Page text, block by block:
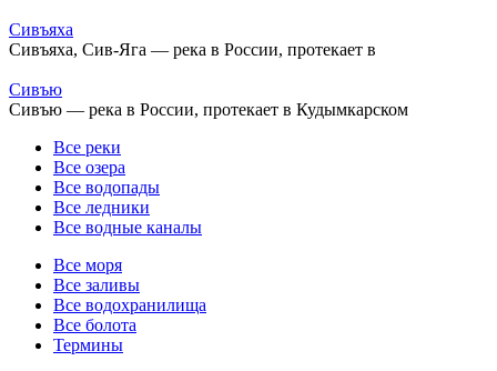
Сивъяха
Сивъяха, Сив-Яга — река в России, протекает в
Сивъю
Сивъю — река в России, протекает в Кудымкарском
Все реки
Все озера
Все водопады
Все ледники
Все водные каналы
Все моря
Все заливы
Все водохранилища
Все болота
Термины